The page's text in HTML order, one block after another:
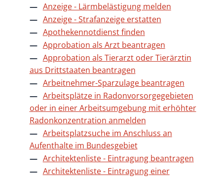
Anzeige - Lärmbelästigung melden
Anzeige - Strafanzeige erstatten
Apothekennotdienst finden
Approbation als Arzt beantragen
Approbation als Tierarzt oder Tierärztin
aus Drittstaaten beantragen
Arbeitnehmer-Sparzulage beantragen
Arbeitsplätze in Radonvorsorgegebieten
oder in einer Arbeitsumgebung mit erhöhter
Radonkonzentration anmelden
Arbeitsplatzsuche im Anschluss an
Aufenthalte im Bundesgebiet
Architektenliste - Eintragung beantragen
Architektenliste - Eintragung einer